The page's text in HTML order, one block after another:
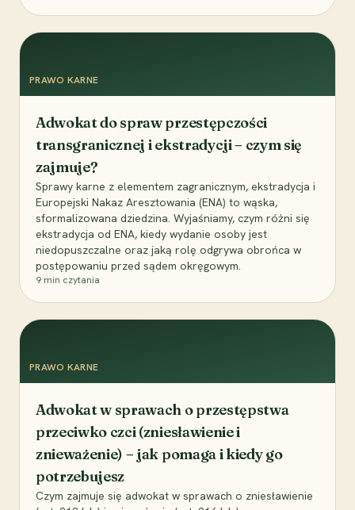
PRAWO KARNE
Adwokat do spraw przestępczości
transgranicznej i ekstradycji – czym się
zajmuje?
Sprawy karne z elementem zagranicznym, ekstradycja i
Europejski Nakaz Aresztowania (ENA) to wąska,
sformalizowana dziedzina. Wyjaśniamy, czym różni się
ekstradycja od ENA, kiedy wydanie osoby jest
niedopuszczalne oraz jaką rolę odgrywa obrońca w
postępowaniu przed sądem okręgowym.
9 min czytania
PRAWO KARNE
Adwokat w sprawach o przestępstwa
przeciwko czci (zniesławienie i
znieważenie) – jak pomaga i kiedy go
potrzebujesz
Czym zajmuje się adwokat w sprawach o zniesławienie